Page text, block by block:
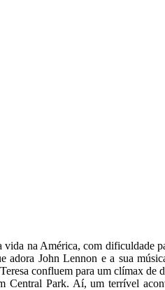
na América, com dificuldade
John Lennon e a sua
confluem para um clímax de
Park. Aí, um terrível